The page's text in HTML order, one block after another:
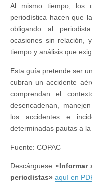
Al mismo tiempo, los
periodística hacen que
obligando al
ocasiones sin relación,
tiempo y análisis que
Esta guía pretende ser
cubran un accidente
comprendan el
desencadenan,
los accidentes e
determinadas pautas a
Fuente: COPAC
Descárguese «Informar
periodistas» aquí en